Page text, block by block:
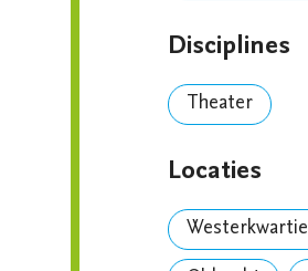
Disciplines
Theater
Locaties